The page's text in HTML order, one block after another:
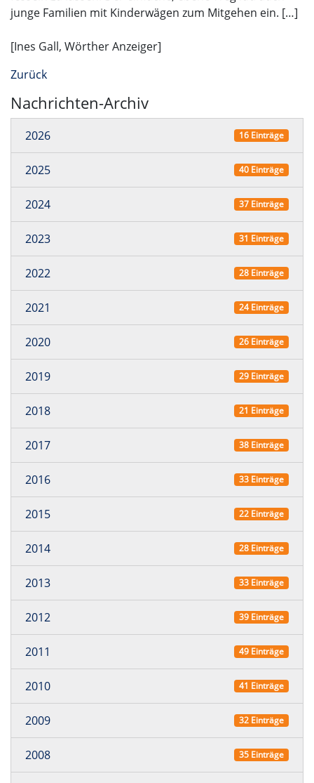
junge Familien mit Kinderwägen zum Mitgehen ein. […]
[Ines Gall, Wörther Anzeiger]
Zurück
Nachrichten-Archiv
2026 16 Einträge
2025 40 Einträge
2024 37 Einträge
2023 31 Einträge
2022 28 Einträge
2021 24 Einträge
2020 26 Einträge
2019 29 Einträge
2018 21 Einträge
2017 38 Einträge
2016 33 Einträge
2015 22 Einträge
2014 28 Einträge
2013 33 Einträge
2012 39 Einträge
2011 49 Einträge
2010 41 Einträge
2009 32 Einträge
2008 35 Einträge